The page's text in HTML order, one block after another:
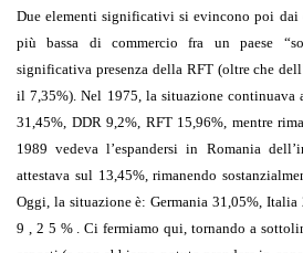
Due elementi significativi si evincono poi dai
più bassa di commercio fra un paese
significativa presenza della RFT (oltre che
il 7,35%). Nel 1975, la situazione continuava
31,45%, DDR 9,2%, RFT 15,96%, mentre
1989 vedeva l’espandersi in Romania
attestava sul 13,45%, rimanendo
Oggi, la situazione è: Germania 31,05%, Italia
9 , 2 5 % . Ci fermiamo qui, tornando a